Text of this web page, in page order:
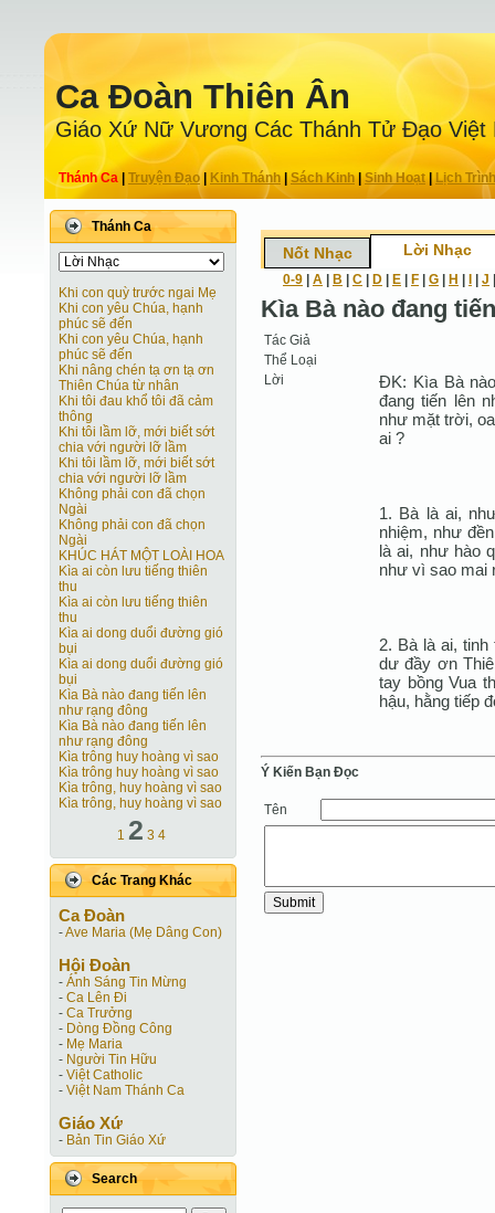
Ca Ðoàn Thiên Ân
Giáo Xứ Nữ Vương Các Thánh Tử Ðạo Việt
Thánh Ca Truyện Ðạo| Kinh Thánh Sách Kinh|Sinh Hoạt| Lịch Trình
Thánh Ca
Khi con quỳ trước ngai Mẹ
Khi con yêu Chúa, hạnh
phúc sẽ đến
Khi con yêu Chúa, hạnh
phúc sẽ đến
Khi nâng chén tạ ơn tạ ơn
Thiên Chúa từ nhân
Khi tôi đau khổ tôi đã cảm
thông
Khi tôi lầm lỡ, mới biết sớt
chia với người lỡ lầm
Khi tôi lầm lỡ, mới biết sớt
chia với người lỡ lầm
Không phải con đã chọn
Ngài
Không phải con đã chọn
Ngài
KHÚC HÁT MỘT LOÀI HOA
Kìa ai còn lưu tiếng thiên
thu
Kìa ai còn lưu tiếng thiên
thu
Kìa ai dong duổi đường gió
bụi
Kìa ai dong duổi đường gió
bụi
Kìa Bà nào đang tiến lên
như rạng đông
Kìa Bà nào đang tiến lên
như rạng đông
Kìa trông huy hoàng vì sao
Kìa trông huy hoàng vì sao
Kìa trông, huy hoàng vì sao
Kìa trông, huy hoàng vì sao
1 2 3 4
Các Trang Khác
Ca Ðoàn
-Ave Maria (Mẹ Dâng Con)
Hội Ðoàn
- Ánh Sáng Tin Mừng
- Ca Lên Đi
- Ca Trưởng
- Dòng Đồng Công
- Mẹ Maria
- Người Tin Hữu
- Việt Catholic
- Việt Nam Thánh Ca
Giáo Xứ
- Bản Tin Giáo Xứ
Search
Nốt Nhạc Lời Nhạc
0-9 A B C D E F G H J
Kìa Bà nào đang
Tác Giả
Thể Loại
Lời
ÐK: Kìa Bà
đang tiến lên
như mặt trời,
ai ?
1. Bà là ai,
nhiệm, như
là ai, như hào
như vì sao mai
2. Bà là ai,
dư đầy ơn
tay bồng Vua
hậu, hằng tiếp
Ý Kiến Bạn Ðọc
Tên